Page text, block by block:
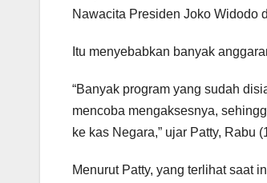
Nawacita Presiden Joko Widodo
Itu menyebabkan banyak
“Banyak program yang sudah
mencoba mengaksesnya,
ke kas Negara,” ujar Patty, Rabu
Menurut Patty, yang terlihat saat